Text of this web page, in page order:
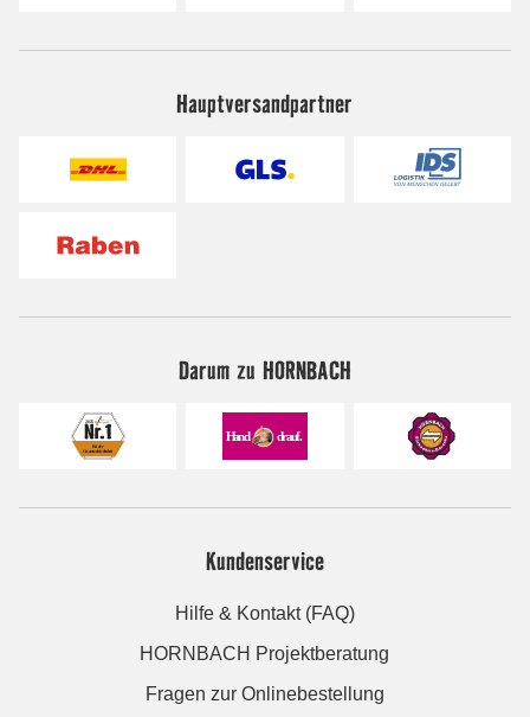
Hauptversandpartner
Darum zu HORNBACH
Kundenservice
Hilfe & Kontakt (FAQ)
HORNBACH Projektberatung
Fragen zur Onlinebestellung